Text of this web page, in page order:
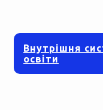
Внутрішня
освіти